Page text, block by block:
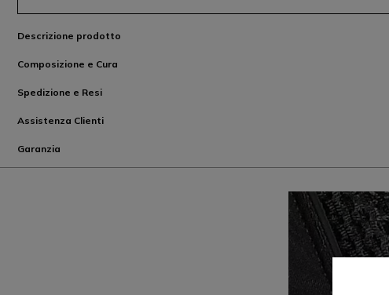
Descrizione prodotto
Composizione e Cura
Spedizione e Resi
Assistenza Clienti
Garanzia